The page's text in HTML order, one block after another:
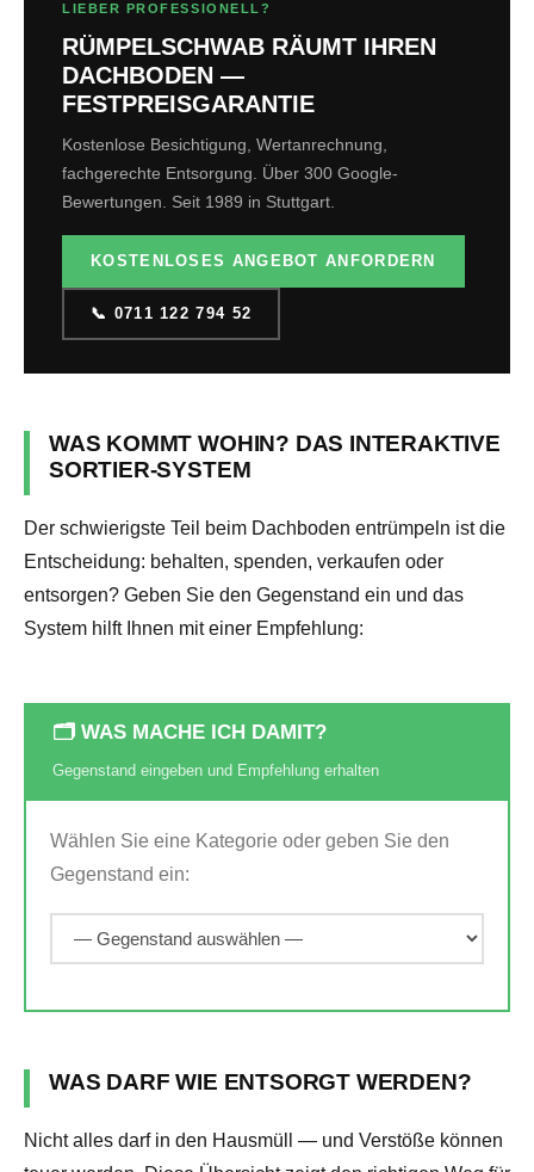
LIEBER PROFESSIONELL?
RÜMPELSCHWAB RÄUMT IHREN
DACHBODEN —
FESTPREISGARANTIE
Kostenlose Besichtigung, Wertanrechnung,
fachgerechte Entsorgung. Über 300 Google-
Bewertungen. Seit 1989 in Stuttgart.
KOSTENLOSES ANGEBOT ANFORDERN
📞 0711 122 794 52
WAS KOMMT WOHIN? DAS INTERAKTIVE
SORTIER-SYSTEM
Der schwierigste Teil beim Dachboden entrümpeln ist die
Entscheidung: behalten, spenden, verkaufen oder
entsorgen? Geben Sie den Gegenstand ein und das
System hilft Ihnen mit einer Empfehlung:
🗂️ WAS MACHE ICH DAMIT?
Gegenstand eingeben und Empfehlung erhalten
Wählen Sie eine Kategorie oder geben Sie den
Gegenstand ein:
WAS DARF WIE ENTSORGT WERDEN?
Nicht alles darf in den Hausmüll — und Verstöße können